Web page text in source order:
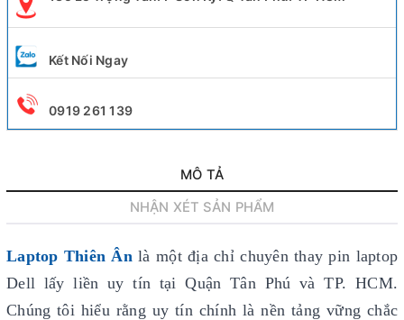
Kết Nối Ngay
0919 261 139
MÔ TẢ
NHẬN XÉT SẢN PHẨM
Laptop Thiên Ân là một địa chỉ chuyên thay pin laptop
Dell lấy liền uy tín tại Quận Tân Phú và TP. HCM.
Chúng tôi hiểu rằng uy tín chính là nền tảng vững chắc